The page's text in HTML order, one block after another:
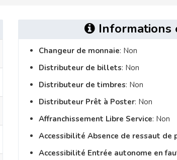
Informations
Changeur de monnaie: Non
Distributeur de billets: Non
Distributeur de timbres: Non
Distributeur Prêt à Poster: Non
Affranchissement Libre Service: Non
Accessibilité Absence de ressaut de
Accessibilité Entrée autonome en